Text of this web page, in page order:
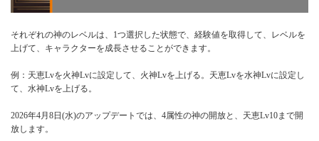
それぞれの神のレベルは、1つ選択した状態で、経験値を取得して、レベルを
上げて、キャラクターを成長させることができます。
例：天恵Lvを火神Lvに設定して、火神Lvを上げる。天恵Lvを水神Lvに設定し
て、水神Lvを上げる。
2026年4月8日(水)のアップデートでは、4属性の神の開放と、天恵Lv10まで開
放します。